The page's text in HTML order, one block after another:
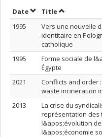
DateSort by date in
TitleSort by title
1995
Vers une nouvelle
identitaire en
catholique
1995
Forme sociale de
Égypte
2021
Conflicts and order
waste incineration
2013
La crise du
représentation des
l&apos;évolution
l&apos;économie